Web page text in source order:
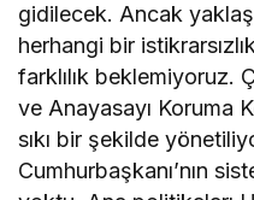
gidilecek. Ancak
herhangi bir
farklılık beklemiyoruz.
ve Anayasayı Koruma
sıkı bir şekilde
Cumhurbaşkanı’nın